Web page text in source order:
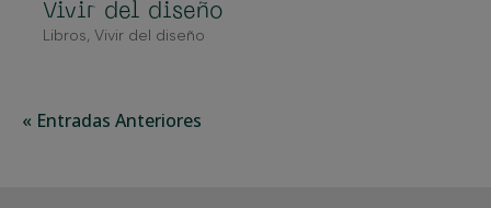
Vivir del diseño
Libros, Vivir del diseño
« Entradas Anteriores